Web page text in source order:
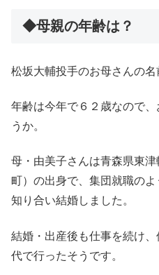
◆母親の年齢は？
松坂大輔投手のお母さんの名
年齢は今年で６２歳なので
うか。
母・由美子さんは青森県東
町）の出身で、集団就職の
知り合い結婚しました。
結婚・出産後も仕事を続け
代で行ったそうです。